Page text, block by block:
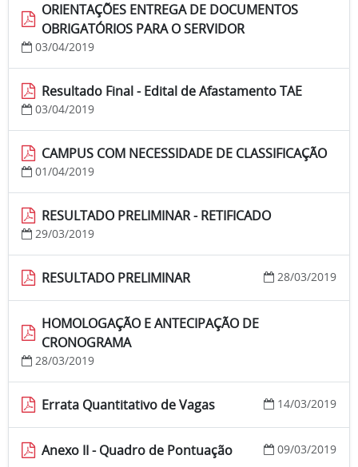
ORIENTAÇÕES ENTREGA DE DOCUMENTOS
OBRIGATÓRIOS PARA O SERVIDOR
03/04/2019
Resultado Final - Edital de Afastamento TAE
03/04/2019
CAMPUS COM NECESSIDADE DE CLASSIFICAÇÃO
01/04/2019
RESULTADO PRELIMINAR - RETIFICADO
29/03/2019
RESULTADO PRELIMINAR 28/03/2019
HOMOLOGAÇÃO E ANTECIPAÇÃO DE
CRONOGRAMA
28/03/2019
Errata Quantitativo de Vagas 14/03/2019
Anexo II - Quadro de Pontuação 09/03/2019